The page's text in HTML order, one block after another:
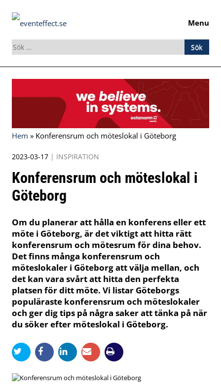
Menu
Sök
efter:
Hem » Konferensrum och möteslokal i Göteborg
2023-03-17 | INSPIRATION
Konferensrum och möteslokal i
Göteborg
Om du planerar att hålla en konferens eller ett
möte i Göteborg, är det viktigt att hitta rätt
konferensrum och mötesrum för dina behov.
Det finns många konferensrum och
möteslokaler i Göteborg att välja mellan, och
det kan vara svårt att hitta den perfekta
platsen för ditt möte. Vi listar Göteborgs
populäraste konferensrum och möteslokaler
och ger dig tips på några saker att tänka på när
du söker efter möteslokal i Göteborg.